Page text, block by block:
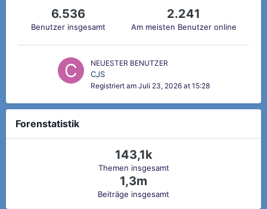
6.536
Benutzer insgesamt
2.241
Am meisten Benutzer online
NEUESTER BENUTZER
CJS
Registriert am Juli 23, 2026 at 15:28
Forenstatistik
143,1k
Themen insgesamt
1,3m
Beiträge insgesamt